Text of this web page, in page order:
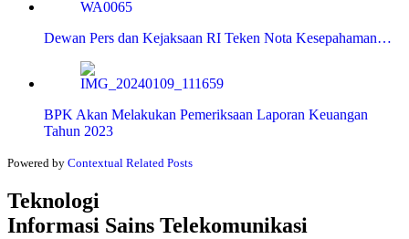
Dewan Pers dan Kejaksaan RI Teken Nota Kesepahaman…
BPK Akan Melakukan Pemeriksaan Laporan Keuangan
Tahun 2023
Powered by Contextual Related Posts
Teknologi
Informasi Sains Telekomunikasi